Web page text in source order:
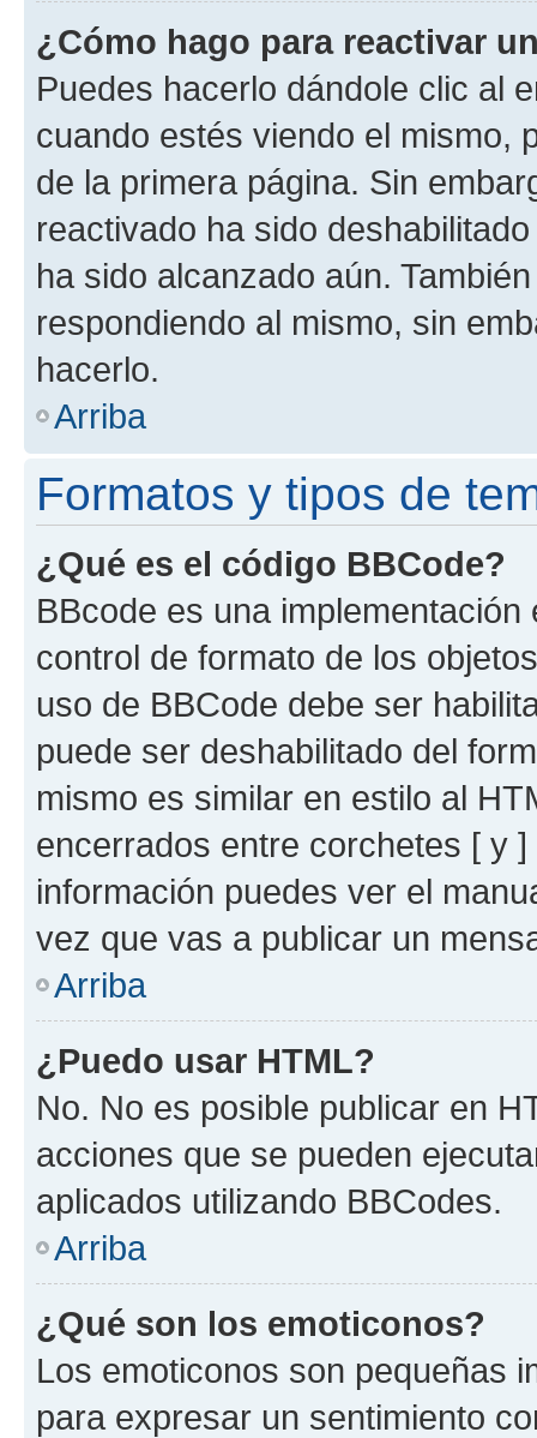
¿Cómo hago para reactivar
Puedes hacerlo dándole clic al
cuando estés viendo el mismo,
de la primera página. Sin
reactivado ha sido
ha sido alcanzado aún.
respondiendo al mismo, sin
hacerlo.
Arriba
Formatos y tipos de
¿Qué es el código BBCode?
BBcode es una
control de formato de los
uso de BBCode debe ser
puede ser deshabilitado del
mismo es similar en estilo al
encerrados entre corchetes [ y
información puedes ver el
vez que vas a publicar un
Arriba
¿Puedo usar HTML?
No. No es posible publicar en
acciones que se pueden
aplicados utilizando BBCodes.
Arriba
¿Qué son los emoticonos?
Los emoticonos son pequeñas
para expresar un sentimiento